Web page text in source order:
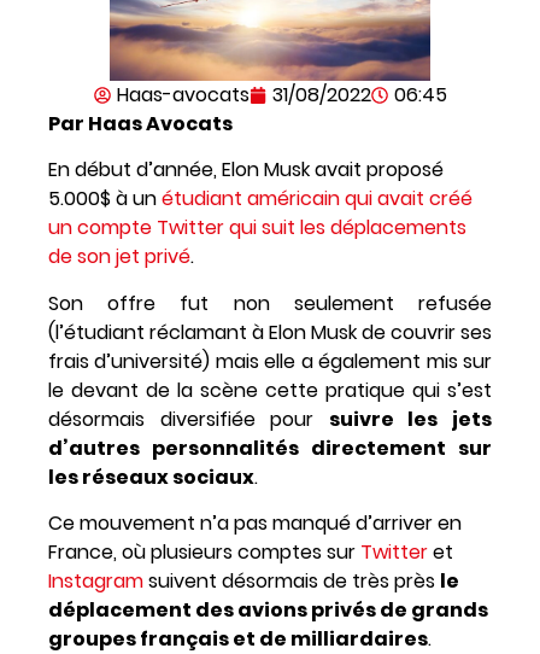
Haas-avocats 31/08/2022
06:45
Par Haas Avocats
En début d’année, Elon Musk avait proposé
5.000$ à unétudiant américain qui avait créé
un compte Twitter qui suit les déplacements
de son jet privé.
Son offre fut non seulement refusée
(l’étudiant réclamant à Elon Musk de couvrir ses
frais d’université) mais elle a également mis sur
le devant de la scène cette pratique qui s’est
désormais diversifiée pour suivre les jets
d’autres personnalités directement sur
les réseaux sociaux.
Ce mouvement n’a pas manqué d’arriver en
France, où plusieurs comptes sur Twitteret
Instagramsuivent désormais de très près le
déplacement des avions privés de grands
groupes français et de milliardaires.